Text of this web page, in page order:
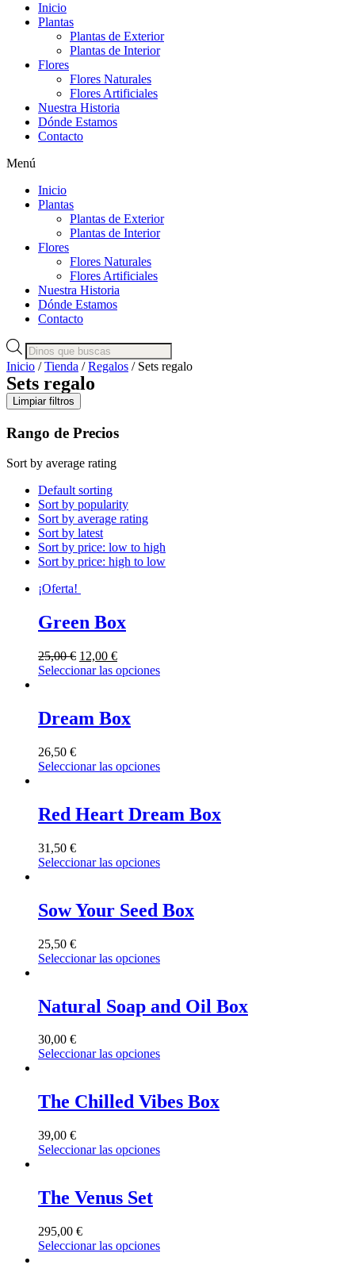
Inicio
Plantas
Plantas de Exterior
Plantas de Interior
Flores
Flores Naturales
Flores Artificiales
Nuestra Historia
Dónde Estamos
Contacto
Menú
Inicio
Plantas
Plantas de Exterior
Plantas de Interior
Flores
Flores Naturales
Flores Artificiales
Nuestra Historia
Dónde Estamos
Contacto
Búsqueda
de
productos
Inicio /Tienda /Regalos / Sets regalo
Sets regalo
Limpiar filtros
Rango de Precios
Sort by average rating
Default sorting
Sort by popularity
Sort by average rating
Sort by latest
Sort by price: low to high
Sort by price: high to low
¡Oferta!
Green Box
25,00€ 12,00 €
Seleccionar las opciones
Dream Box
26,50 €
Seleccionar las opciones
Red Heart Dream Box
31,50 €
Seleccionar las opciones
Sow Your Seed Box
25,50 €
Seleccionar las opciones
Natural Soap and Oil Box
30,00 €
Seleccionar las opciones
The Chilled Vibes Box
39,00 €
Seleccionar las opciones
The Venus Set
295,00 €
Seleccionar las opciones